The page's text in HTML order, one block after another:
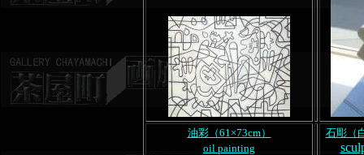
油彩（61×73cm）
oil painting
石彫（